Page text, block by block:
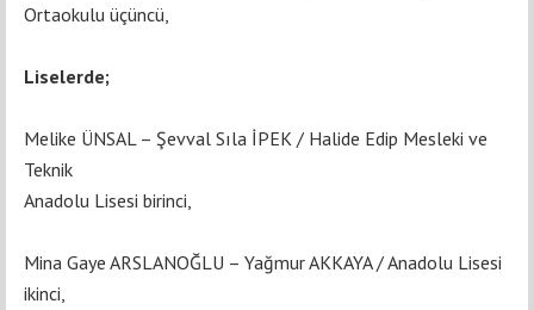
Ortaokulu üçüncü,
Liselerde;
Melike ÜNSAL – Şevval Sıla İPEK / Halide Edip Mesleki ve
Teknik
Anadolu Lisesi birinci,
Mina Gaye ARSLANOĞLU – Yağmur AKKAYA / Anadolu Lisesi
ikinci,